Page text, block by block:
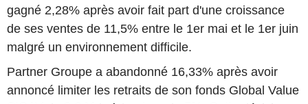
gagné 2,28% après avoir fait part d'une croissance
de ses ventes de 11,5% entre le 1er mai et le 1er juin
malgré un environnement difficile.
Partner Groupe a abandonné 16,33% après avoir
annoncé limiter les retraits de son fonds Global Value